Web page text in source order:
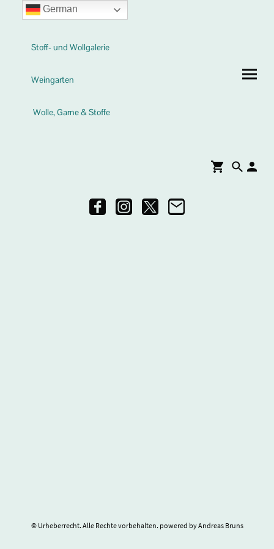
Stoff- und Wollgalerie
Weingarten
Wolle, Garne & Stoffe
© Urheberrecht. Alle Rechte vorbehalten. powered by Andreas Bruns
German